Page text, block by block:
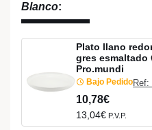
Blanco:
Plato llano
gres esmaltado
Pro.mundi
Bajo PedidoRef:
10,78€
13,04€ P.V.P.